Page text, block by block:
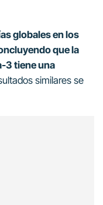
globales en los
que la
3 tiene una
similares se